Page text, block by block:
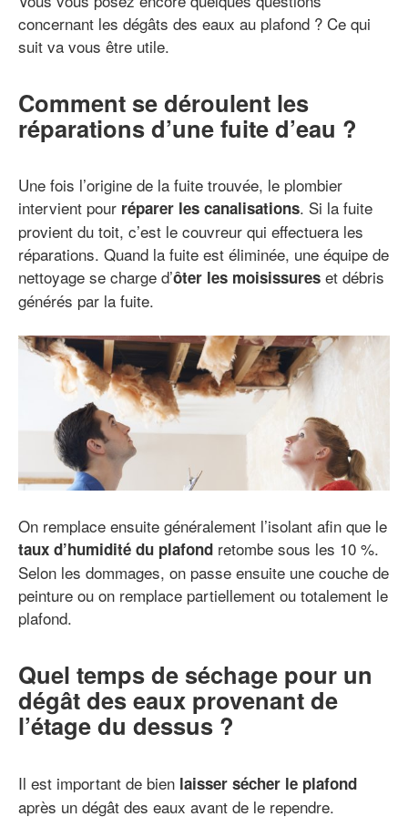
concernant les dégâts des eaux au plafond ? Ce qui
suit va vous être utile.
Comment se déroulent les
réparations d’une fuite d’eau ?
Une fois l’origine de la fuite trouvée, le plombier
intervient pour réparer les canalisations. Si la fuite
provient du toit, c’est le couvreur qui effectuera les
réparations. Quand la fuite est éliminée, une équipe de
nettoyage se charge d’ôter les moisissures et débris
générés par la fuite.
On remplace ensuite généralement l’isolant afin que le
taux d’humidité du plafond retombe sous les 10 %.
Selon les dommages, on passe ensuite une couche de
peinture ou on remplace partiellement ou totalement le
plafond.
Quel temps de séchage pour un
dégât des eaux provenant de
l’étage du dessus ?
Il est important de bien laisser sécher le plafond
après un dégât des eaux avant de le rependre.